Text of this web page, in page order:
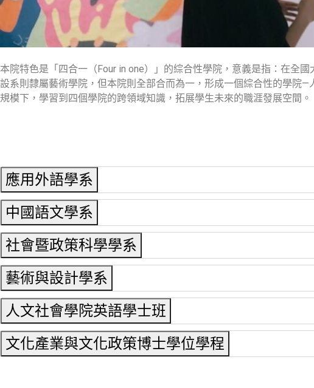
本院特色是「四合一（Four in one）」的綜合性學院，意義是指：在全
設系則隸屬藝術學院，但本院則全部合而為一，形成一個綜合性的學院
規模下，學習到四個學院的跨領域知識，拓展學生未來的職涯發展空間。
應用外語學系
中國語文學系
社會暨政策科學學系
藝術與設計學系
人文社會學院英語學士班
文化產業與文化政策博士學位學程